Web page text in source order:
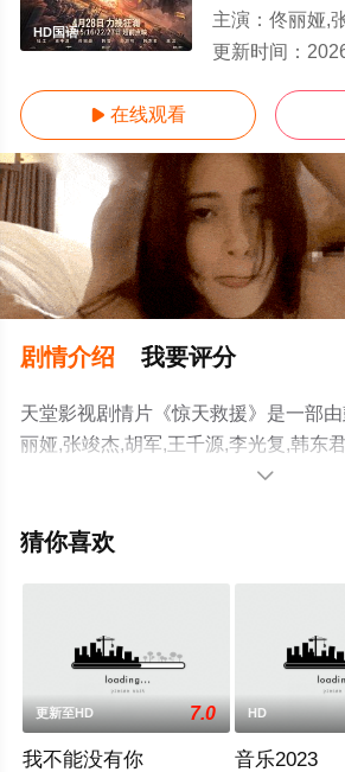
HD国语
主演： 佟丽娅,张竣杰,胡军,王
更新时间：
 在线观看
剧情介绍 我要评分
天堂影视剧情片《惊天救援》是一部
丽娅,张竣杰,胡军,王千源,李光复,韩东
天,韩雪,俞灏明,赵滨,张扬,丁海峰,孙书
的中国大陆电影，手机免费观看高清未

猜你喜欢
更新至HD 7.0
我不能没有你
HD
音乐2023